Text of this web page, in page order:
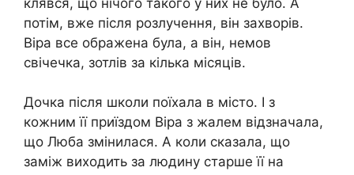
потім, вже після розлучення, він захворів.
Віра все ображена була, а він, немов
свічечка, зотлів за кілька місяців.
Дочка після школи поїхала в місто. І з
кожним її приїздом Віра з жалем відзначала,
що Люба змінилася. А коли сказала, що
заміж виходить за людину старше її на